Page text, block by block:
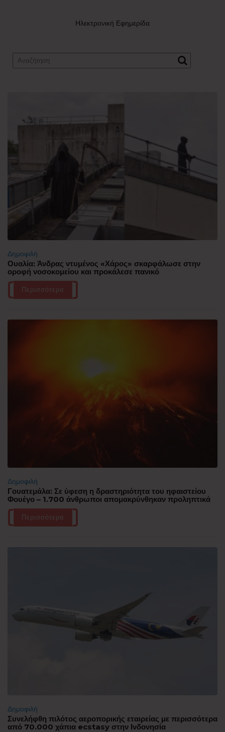
Ηλεκτρονική Εφημερίδα
Δημοφιλή
Ουαλία: Άνδρας ντυμένος «Χάρος» σκαρφάλωσε στην
οροφή νοσοκομείου και προκάλεσε πανικό
Περισσότερα
Δημοφιλή
Γουατεμάλα: Σε ύφεση η δραστηριότητα του ηφαιστείου
Φουέγο – 1.700 άνθρωποι απομακρύνθηκαν προληπτικά
Περισσότερα
Δημοφιλή
Συνελήφθη πιλότος αεροπορικής εταιρείας με περισσότερα
από 70.000 χάπια ecstasy στην Ινδονησία